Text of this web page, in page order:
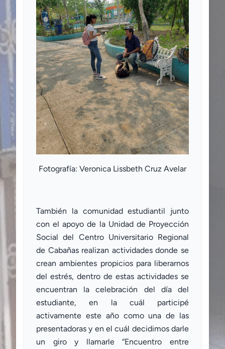
Fotografía: Veronica Lissbeth Cruz Avelar
También la comunidad estudiantil junto
con el apoyo de la Unidad de Proyección
Social del Centro Universitario Regional
de Cabañas realizan actividades donde se
crean ambientes propicios para liberarnos
del estrés, dentro de estas actividades se
encuentran la celebración del día del
estudiante, en la cuál participé
activamente este año como una de las
presentadoras y en el cuál decidimos darle
un giro y llamarle “Encuentro entre